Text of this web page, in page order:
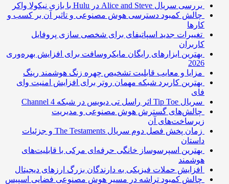
بررسی سریال Alice and Steve در Hulu با بازی نیکولا واکر
چالش کمبود دسترسی هوش مصنوعی و تاثیر آن بر کسب و
کارها
تغییرات جدید اسپاتیفای برای شخصی سازی پروفایل
کاربران
بهترین ابزارهای رایگان مایکروسافت برای افزایش بهره‌وری
مزایا و معایب قابلیت تشخیص چهره زنگ هوشمند رینگ
بهترین کاربرد شبکه مهمان روتر برای افزایش امنیت وای
سریال Tip Toe اثر راسل تی دیویس در شبکه Channel 4
چالش‌های گسترش هوش مصنوعی و مدیریت
زیرساخت‌های آن
زمان پخش فصل دوم سریال The Testaments و جزئیات
داستان
بهترین اسپرسوساز خانگی حرفه‌ای مرکی با قابلیت‌های
هوشمند
افزایش حملات فیزیکی به دارندگان بزرگ ارزهای دیجیتال
چالش کمبود تراشه در مسیر هوش مصنوعی فضایی اسپیس